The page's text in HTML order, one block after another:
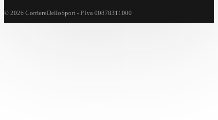
© 2026 CorriereDelloSport - P.Iva 00878311000